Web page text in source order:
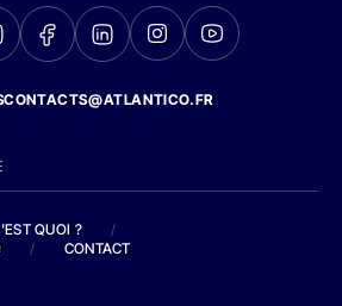
QUOI ?
/
/ CONTACT